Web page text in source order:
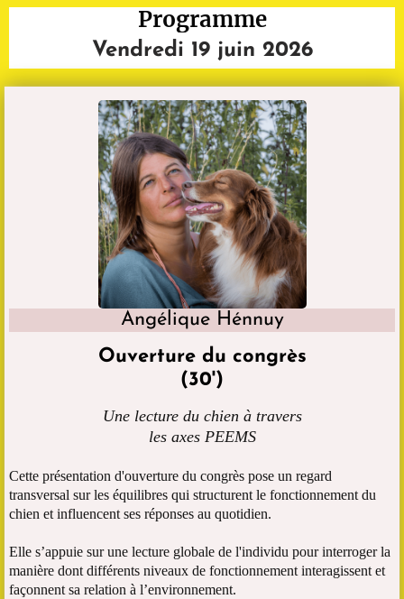
Programme
Vendredi 19 juin 2026
Angélique Hénnuy
Ouverture du congrès
(30')
Une lecture du chien à travers
les axes PEEMS
Cette présentation d'ouverture du congrès pose un regard
transversal sur les équilibres qui structurent le fonctionnement du
chien et influencent ses réponses au quotidien.
Elle s’appuie sur une lecture globale de l'individu pour interroger la
manière dont différents niveaux de fonctionnement interagissent et
façonnent sa relation à l’environnement.